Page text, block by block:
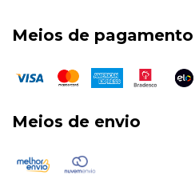
Meios de pagamento
Meios de envio